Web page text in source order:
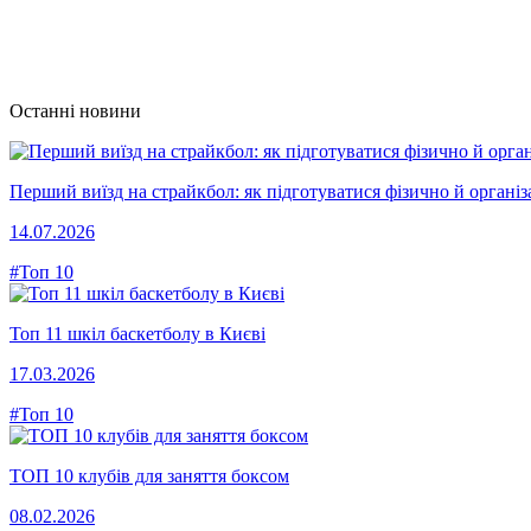
Останні новини
Перший виїзд на страйкбол: як підготуватися фізично й
14.07.2026
#Топ 10
Топ 11 шкіл баскетболу в Києві
17.03.2026
#Топ 10
ТОП 10 клубів для заняття боксом
08.02.2026